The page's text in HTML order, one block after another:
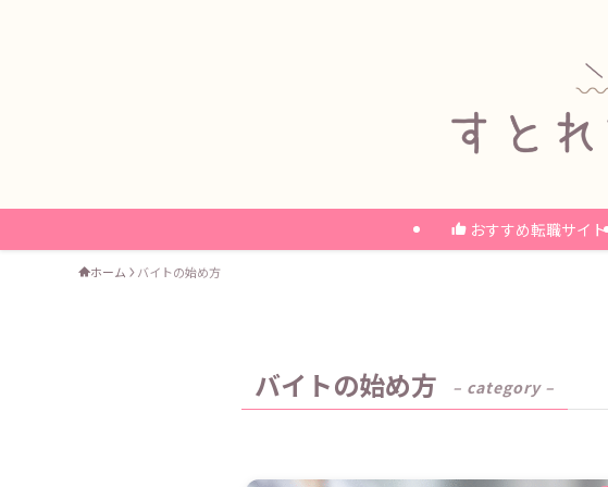
おすすめ転職サイト
ホーム バイトの始め方
バイトの始め方 – category –